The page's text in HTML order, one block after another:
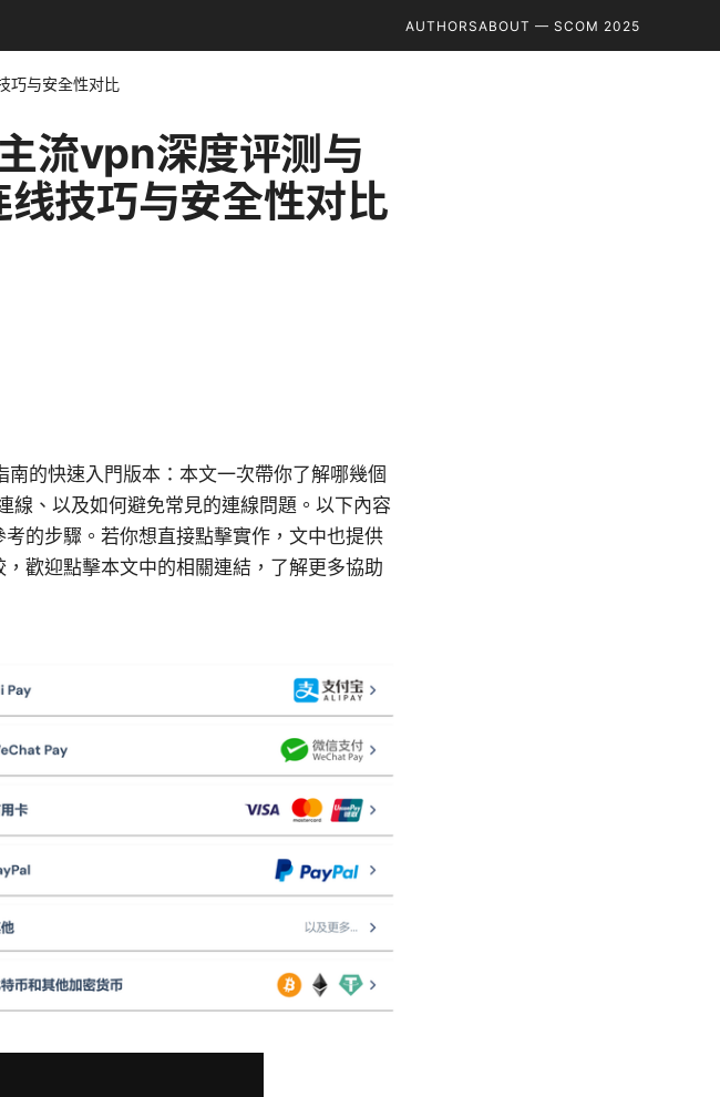
AUTHORSABOUT — SCOM 2025
巧与安全性对比
流vpn深度评测与
技巧与安全性对比
的快速入門版本：本文一次帶你了解哪幾個
線、以及如何避免常見的連線問題。以下內容
的步驟。若你想直接點擊實作，文中也提供
歡迎點擊本文中的相關連結，了解更多協助